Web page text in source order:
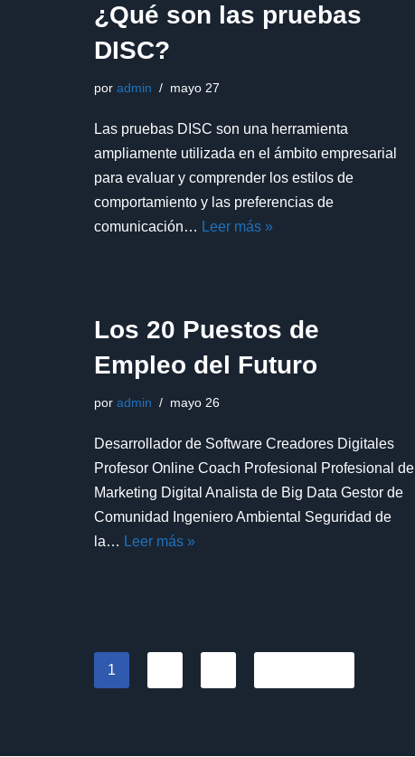
¿Qué son las pruebas
DISC?
por admin mayo 27
Las pruebas DISC son una herramienta
ampliamente utilizada en el ámbito empresarial
para evaluar y comprender los estilos de
comportamiento y las preferencias de
comunicación… Leer más »
Los 20 Puestos de
Empleo del Futuro
por admin mayo 26
Desarrollador de Software Creadores Digitales
Profesor Online Coach Profesional Profesional de
Marketing Digital Analista de Big Data Gestor de
Comunidad Ingeniero Ambiental Seguridad de
la… Leer más »
1